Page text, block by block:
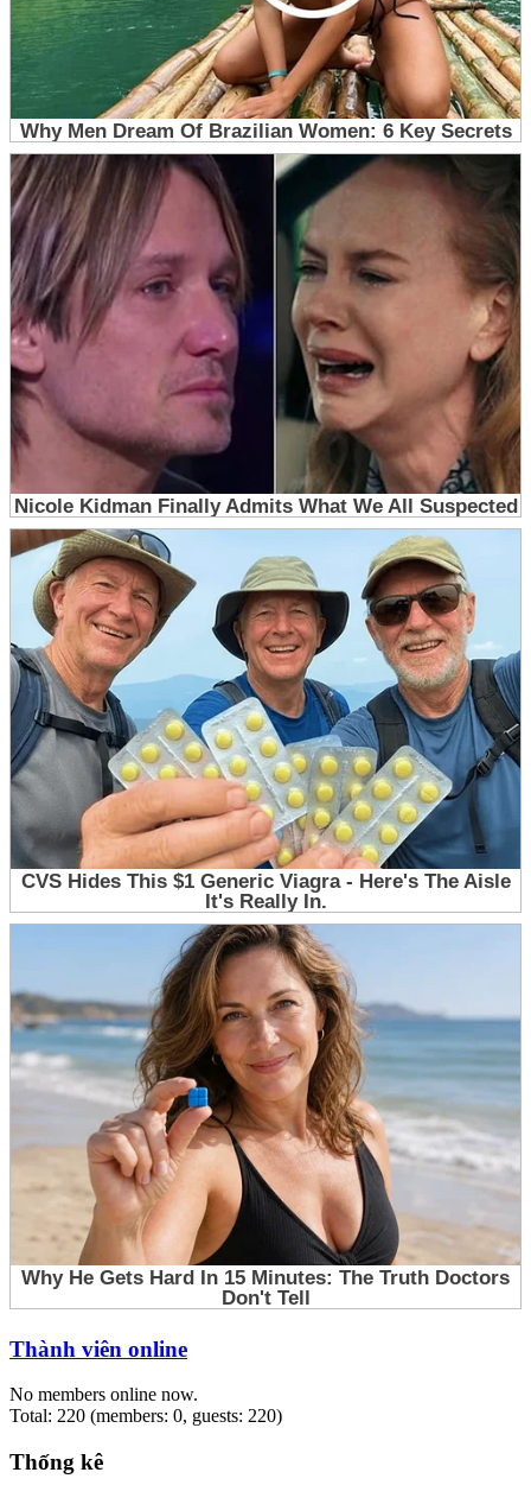
Thành viên online
No members online now.
Total: 220 (members: 0, guests: 220)
Thống kê